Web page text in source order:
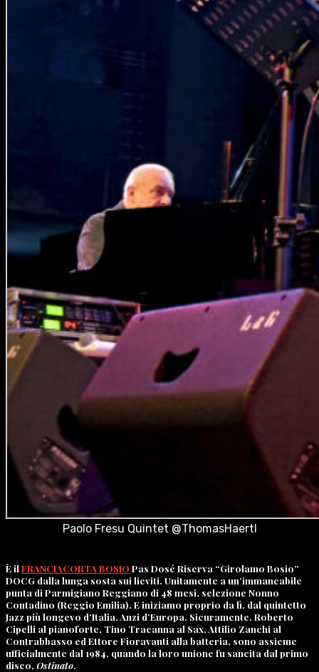
Paolo Fresu Quintet @ThomasHaertl
È il FRANCIACORTA BOSIO Pas Dosé Riserva “Girolamo Bosio”
DOCG dalla lunga sosta sui lieviti. Unitamente a un’immancabile
punta di Parmigiano Reggiano di 48 mesi, selezione Nonno
Contadino (Reggio Emilia). E iniziamo proprio da lì, dal quintetto
Jazz più longevo d’Italia. Anzi d’Europa. Sicuramente. Roberto
Cipelli al pianoforte, Tino Tracanna al Sax, Attilio Zanchi al
Contrabbasso ed Ettore Fioravanti alla batteria, sono assieme
ufficialmente dal 1984, quando la loro unione fu sancita dal primo
disco, Ostinato.